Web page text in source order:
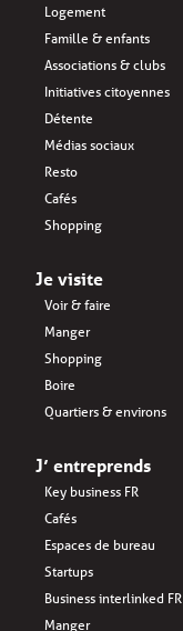
Logement
Famille & enfants
Associations & clubs
Initiatives citoyennes
Détente
Médias sociaux
Resto
Cafés
Shopping
Je visite
Voir & faire
Manger
Shopping
Boire
Quartiers & environs
J’ entreprends
Key business FR
Cafés
Espaces de bureau
Startups
Business interlinked FR
Manger